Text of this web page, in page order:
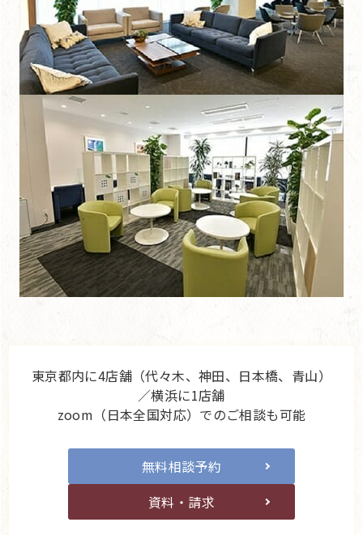
東京都内に4店舗（代々木、神田、日本橋、青山）
／横浜に1店舗
zoom（日本全国対応）でのご相談も可能
無料相談予約
資料・請求